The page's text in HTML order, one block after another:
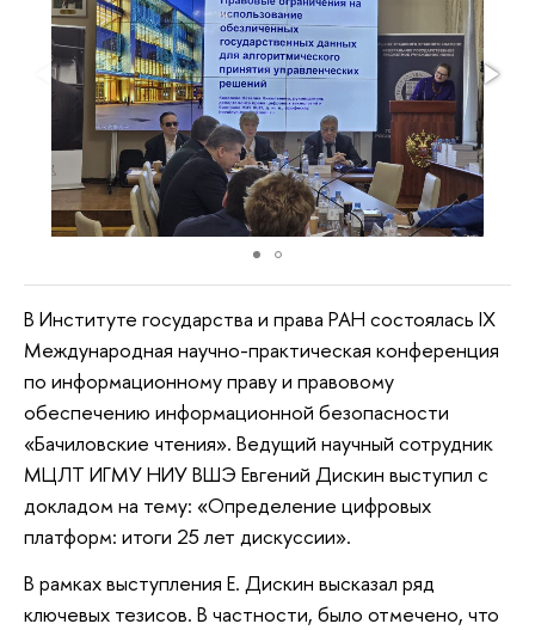
В Институте государства и права РАН состоялась IX
Международная научно-практическая конференция
по информационному праву и правовому
обеспечению информационной безопасности
«Бачиловские чтения». Ведущий научный сотрудник
МЦЛТ ИГМУ НИУ ВШЭ Евгений Дискин выступил с
докладом на тему: «Определение цифровых
платформ: итоги 25 лет дискуссии».
В рамках выступления Е. Дискин высказал ряд
ключевых тезисов. В частности, было отмечено, что